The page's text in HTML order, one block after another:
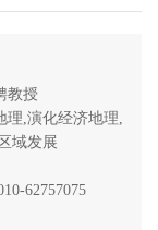
教授
理,演化经济地理,
域发展
62757075